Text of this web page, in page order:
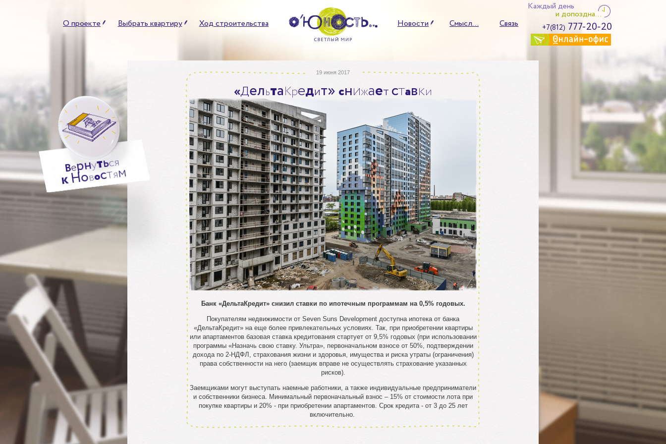
Каждый день
и допоздна...
+7(812) 777-20-20
О проекте Выбрать квартиру Ход строительства Новости Смысл... Связь
Вернуться
кНовостям
19 июня 2017
«ДельтаКредит» снижает ставки
Банк «ДельтаКредит» снизил ставки по ипотечным программам на 0,5% годовых.
Покупателям недвижимости от Seven Suns Development доступна ипотека от банка
«ДельтаКредит» на еще более привлекательных условиях. Так, при приобретении квартиры
или апартаментов базовая ставка кредитования стартует от 9,5% годовых (при использовании
программы «Назначь свою ставку. Ультра», первоначальном взносе от 50%, подтверждении
дохода по 2-НДФЛ, страхования жизни и здоровья, имущества и риска утраты (ограничения)
права собственности на него (заемщик вправе не осуществлять страхование указанных
рисков).
Заемщиками могут выступать наемные работники, а также индивидуальные предприниматели
и собственники бизнеса. Минимальный первоначальный взнос – 15% от стоимости лота при
покупке квартиры и 20% - при приобретении апартаментов. Срок кредита - от 3 до 25 лет
включительно.